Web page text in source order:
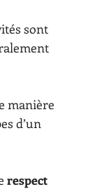
sont
manière
d’un
respect